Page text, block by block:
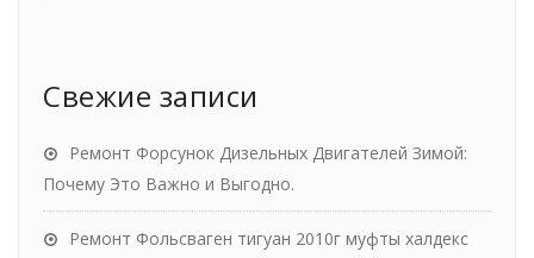
Свежие записи
Ремонт Форсунок Дизельных Двигателей Зимой:
Почему Это Важно и Выгодно.
Ремонт Фольсваген тигуан 2010г муфты халдекс